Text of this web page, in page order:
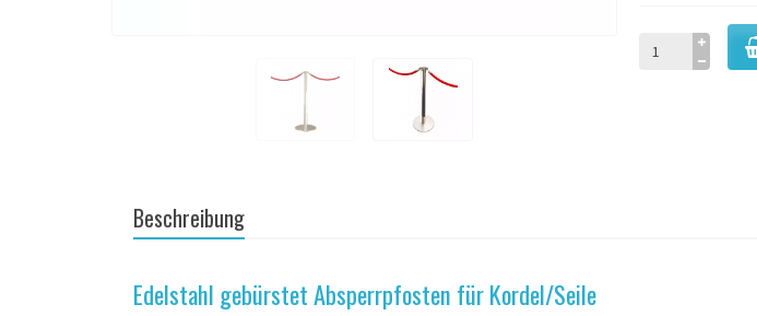
Beschreibung
Edelstahl gebürstet Absperrpfosten für Kordel/Seile